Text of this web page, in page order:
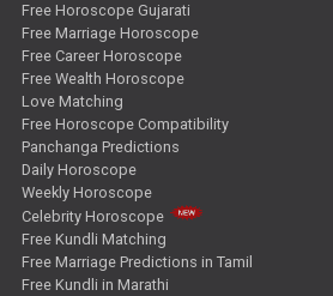
Free Horoscope Gujarati
Free Marriage Horoscope
Free Career Horoscope
Free Wealth Horoscope
Love Matching
Free Horoscope Compatibility
Panchanga Predictions
Daily Horoscope
Weekly Horoscope
Celebrity Horoscope
Free Kundli Matching
Free Marriage Predictions in Tamil
Free Kundli in Marathi